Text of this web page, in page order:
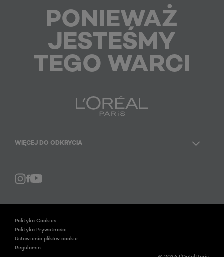
PONIEWAŻ
JESTEŚMY
TEGO WARCI
WIĘCEJ DO ODKRYCIA
Polityka Cookies
Polityka Prywatności
Ustawienia plików cookie
Regulamin